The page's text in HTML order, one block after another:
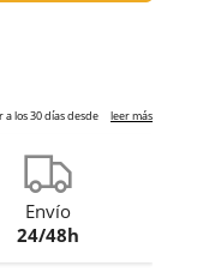
Envío
24/48h